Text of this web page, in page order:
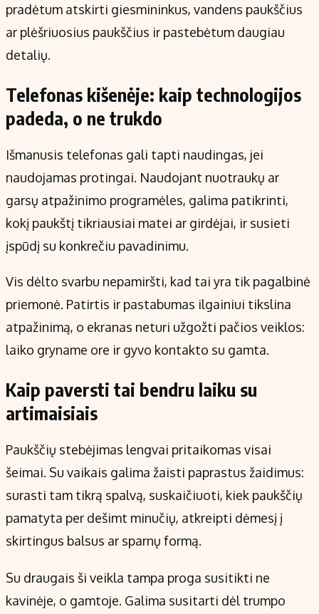
pradėtum atskirti giesmininkus, vandens paukščius
ar plėšriuosius paukščius ir pastebėtum daugiau
detalių.
Telefonas kišenėje: kaip technologijos
padeda, o ne trukdo
Išmanusis telefonas gali tapti naudingas, jei
naudojamas protingai. Naudojant nuotraukų ar
garsų atpažinimo programėles, galima patikrinti,
kokį paukštį tikriausiai matei ar girdėjai, ir susieti
įspūdį su konkrečiu pavadinimu.
Vis dėlto svarbu nepamiršti, kad tai yra tik pagalbinė
priemonė. Patirtis ir pastabumas ilgainiui tikslina
atpažinimą, o ekranas neturi užgožti pačios veiklos:
laiko gryname ore ir gyvo kontakto su gamta.
Kaip paversti tai bendru laiku su
artimaisiais
Paukščių stebėjimas lengvai pritaikomas visai
šeimai. Su vaikais galima žaisti paprastus žaidimus:
surasti tam tikrą spalvą, suskaičiuoti, kiek paukščių
pamatyta per dešimt minučių, atkreipti dėmesį į
skirtingus balsus ar sparnų formą.
Su draugais ši veikla tampa proga susitikti ne
kavinėje, o gamtoje. Galima susitarti dėl trumpo